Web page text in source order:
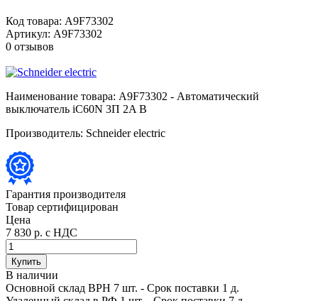
Код товара: A9F73302
Артикул: A9F73302
0 отзывов
Наименование товара: A9F73302 - Автоматический
выключатель iC60N 3П 2A B
Производитель: Schneider electric
Гарантия производителя
Товар сертифицирован
Цена
7 830 р. с НДС
Купить
В наличии
Основной склад ВРН 7 шт. - Срок поставки 1 д.